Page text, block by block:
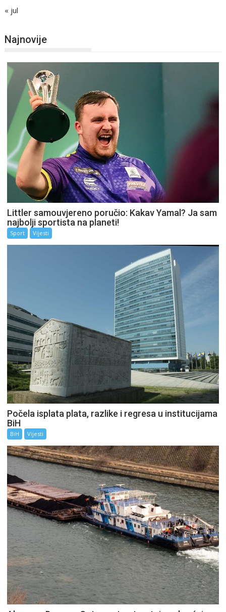
« jul
Najnovije
Littler samouvjereno poručio: Kakav Yamal? Ja sam
najbolji sportista na planeti!
Sport Vijesti
Počela isplata plata, razlike i regresa u institucijama
BiH
BiH Vijesti